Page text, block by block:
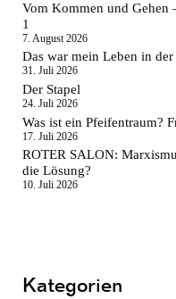
Vom Kommen und Gehen
1
7. August 2026
Das war mein Leben in
31. Juli 2026
Der Stapel
24. Juli 2026
Was ist ein Pfeifentraum?
17. Juli 2026
ROTER SALON:
die Lösung?
10. Juli 2026
Kategorien